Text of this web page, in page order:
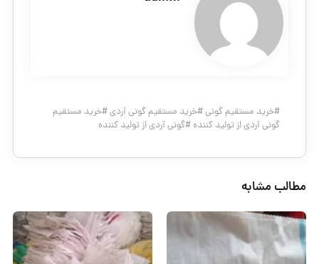
#خرید مستقیم گونی#خرید مستقیم گونی آردی#خرید مستقیم
گونی آردی از تولید کننده#گونی آردی از تولید کننده
مطالب مشابه